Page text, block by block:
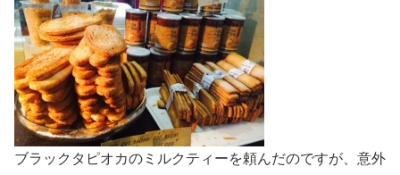
ブラックタピオカのミルクティーを頼んだのですが、意外